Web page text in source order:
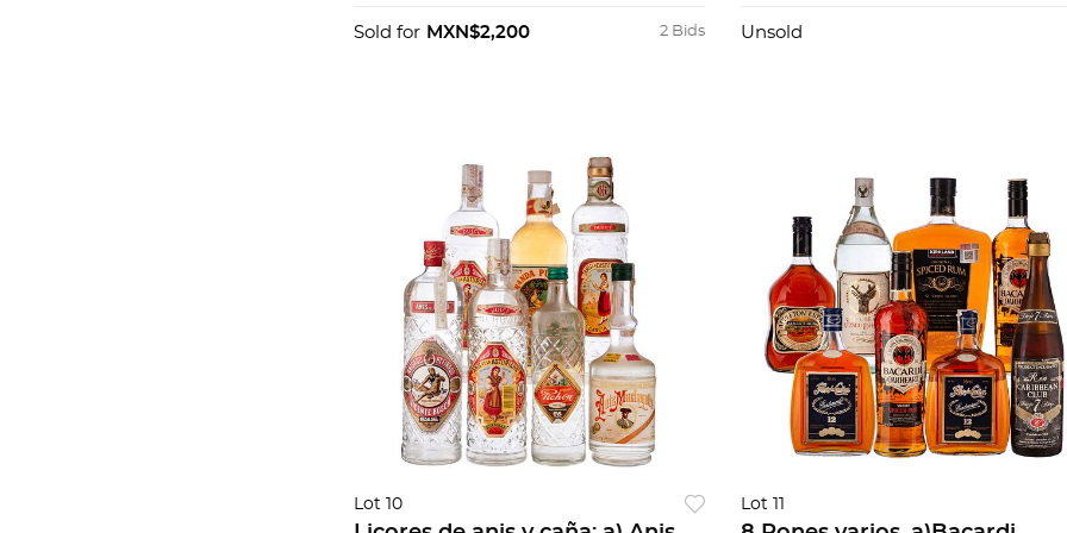
Esco...
2 Bids
Sold for MXN$2,200 Unsold
Lot 10 Lot 11